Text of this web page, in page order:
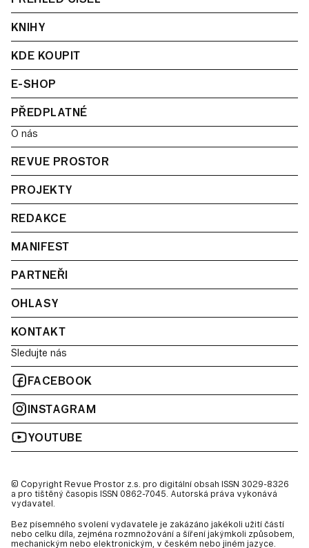
KNIHY
KDE KOUPIT
E-SHOP
PŘEDPLATNÉ
O nás
REVUE PROSTOR
PROJEKTY
REDAKCE
MANIFEST
PARTNEŘI
OHLASY
KONTAKT
Sledujte nás
FACEBOOK
INSTAGRAM
YOUTUBE
© Copyright Revue Prostor z.s. pro digitální obsah ISSN 3029-8326
a pro tištěný časopis ISSN 0862-7045. Autorská práva vykonává
vydavatel.
Bez písemného svolení vydavatele je zakázáno jakékoli užití částí
nebo celku díla, zejména rozmnožování a šíření jakýmkoli způsobem,
mechanickým nebo elektronickým, v českém nebo jiném jazyce.